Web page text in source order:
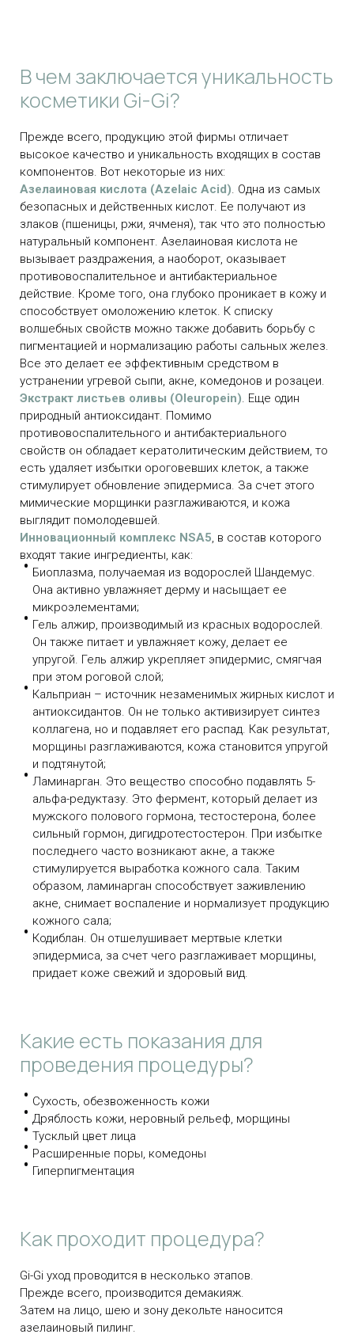
В чем заключается уникальность
косметики Gi-Gi?
Прежде всего, продукцию этой фирмы отличает
высокое качество и уникальность входящих в состав
компонентов. Вот некоторые из них:
Азелаиновая кислота (Azelaic Acid). Одна из самых
безопасных и действенных кислот. Ее получают из
злаков (пшеницы, ржи, ячменя), так что это полностью
натуральный компонент. Азелаиновая кислота не
вызывает раздражения, а наоборот, оказывает
противовоспалительное и антибактериальное
действие. Кроме того, она глубоко проникает в кожу и
способствует омоложению клеток. К списку
волшебных свойств можно также добавить борьбу с
пигментацией и нормализацию работы сальных желез.
Все это делает ее эффективным средством в
устранении угревой сыпи, акне, комедонов и розацеи.
Экстракт листьев оливы (Oleuropein). Еще один
природный антиоксидант. Помимо
противовоспалительного и антибактериального
свойств он обладает кератолитическим действием, то
есть удаляет избытки ороговевших клеток, а также
стимулирует обновление эпидермиса. За счет этого
мимические морщинки разглаживаются, и кожа
выглядит помолодевшей.
Инновационный комплекс NSA5, в состав которого
входят такие ингредиенты, как:
Биоплазма, получаемая из водорослей Шандемус.
Она активно увлажняет дерму и насыщает ее
микроэлементами;
Гель алжир, производимый из красных водорослей.
Он также питает и увлажняет кожу, делает ее
упругой. Гель алжир укрепляет эпидермис, смягчая
при этом роговой слой;
Кальприан – источник незаменимых жирных кислот и
антиоксидантов. Он не только активизирует синтез
коллагена, но и подавляет его распад. Как результат,
морщины разглаживаются, кожа становится упругой
и подтянутой;
Ламинарган. Это вещество способно подавлять 5-
альфа-редуктазу. Это фермент, который делает из
мужского полового гормона, тестостерона, более
сильный гормон, дигидротестостерон. При избытке
последнего часто возникают акне, а также
стимулируется выработка кожного сала. Таким
образом, ламинарган способствует заживлению
акне, снимает воспаление и нормализует продукцию
кожного сала;
Кодиблан. Он отшелушивает мертвые клетки
эпидермиса, за счет чего разглаживает морщины,
придает коже свежий и здоровый вид.
Какие есть показания для
проведения процедуры?
Сухость, обезвоженность кожи
Дряблость кожи, неровный рельеф, морщины
Тусклый цвет лица
Расширенные поры, комедоны
Гиперпигментация
Как проходит процедура?
Gi-Gi уход проводится в несколько этапов.
Прежде всего, производится демакияж.
Затем на лицо, шею и зону декольте наносится
азелаиновый пилинг.